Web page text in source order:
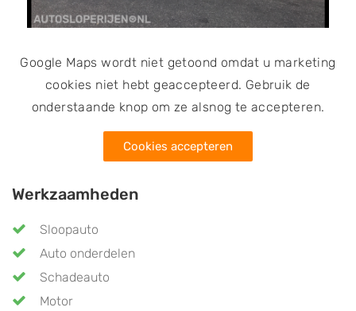
Google Maps wordt niet getoond omdat u marketing
cookies niet hebt geaccepteerd. Gebruik de
onderstaande knop om ze alsnog te accepteren.
Cookies accepteren
Werkzaamheden
Sloopauto
Auto onderdelen
Schadeauto
Motor